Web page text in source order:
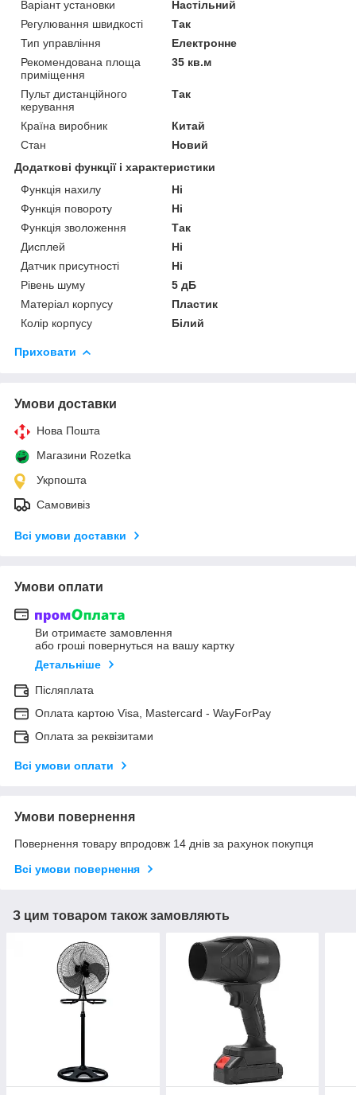
Варіант установки
Настільний
Регулювання швидкості
Так
Тип управління
Електронне
Рекомендована площа
приміщення
35 кв.м
Пульт дистанційного
керування
Так
Країна виробник
Китай
Стан
Новий
Додаткові функції і характеристики
Функція нахилу
Ні
Функція повороту
Ні
Функція зволоження
Так
Дисплей
Ні
Датчик присутності
Ні
Рівень шуму
5 дБ
Матеріал корпусу
Пластик
Колір корпусу
Білий
Приховати
Умови доставки
Нова Пошта
Магазини Rozetka
Укрпошта
Самовивіз
Всі умови доставки
Умови оплати
Ви отримаєте замовлення
або гроші повернуться на вашу картку
Детальніше
Післяплата
Оплата картою Visa, Mastercard - WayForPay
Оплата за реквізитами
Всі умови оплати
Умови повернення
Повернення товару впродовж 14 днів за рахунок покупця
Всі умови повернення
З цим товаром також замовляють